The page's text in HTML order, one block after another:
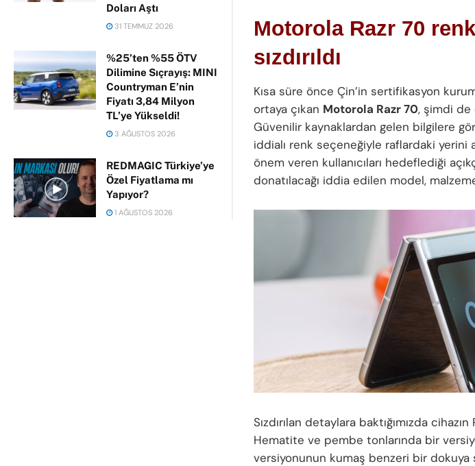
Doları Aştı
31 TEMMUZ 2026
%25’ten %55 ÖTV
Dilimine Sıçrayış: MINI
Countryman E’nin
Fiyatı 3,84 Milyon
TL’ye Yükseldi!
3 AĞUSTOS 2026
REDMAGIC Türkiye’ye
Özel Fiyatlama mı
Yapıyor?
1 AĞUSTOS 2026
Motorola Razr 70
sızdırıldı
Kısa süre önce Çin’in sertifikasyon
ortaya çıkan Motorola Razr 70, şimdi de
Güvenilir kaynaklardan gelen bilgilere
iddialı renk seçeneğiyle raflardaki yerini
önem veren kullanıcıları hedeflediği
donatılacağı iddia edilen model,
Sızdırılan detaylara baktığımızda
Hematite ve pembe tonlarında bir
versiyonunun kumaş benzeri bir dokuya